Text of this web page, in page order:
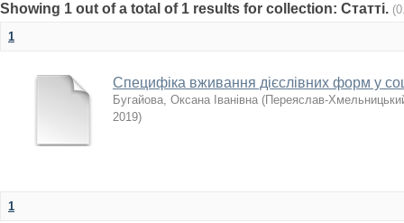
Showing 1 out of a total of 1 results for collection: Статті.
1
Специфіка вживання дієслівних форм у
Бугайова, Оксана Іванівна (Переяслав-
2019)
1